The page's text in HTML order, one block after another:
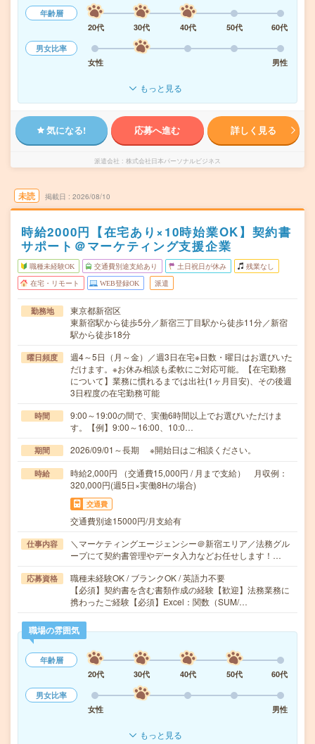
年齢層
20代
30代 40代 50代
60代
男女比率
女性
男性
もっと見る
気になる! 応募へ進む 詳しく見る
派遣会社 株式会社日本パーソナルビジネス
未読 掲載日 2026/08/10
時給2000円【在宅あり×10時始業OK】契約書
サポート＠マーケティング支援企業
職種未経験OK 交通費別途支給あり 土日祝日が休み 残業なし
在宅・リモート WEB登録OK 派遣
勤務地
東京都新宿区
東新宿駅から徒歩5分／新宿三丁目駅から徒歩11分／新宿
駅から徒歩18分
曜日頻度
週4～5日（月～金）／週3日在宅※日数・曜日はお選びいた
だけます。※お休み相談も柔軟にご対応可能。【在宅勤務
について】業務に慣れるまでは出社(1ヶ月目安)、その後週
3日程度の在宅勤務可能
時間
9:00～19:00の間で、実働6時間以上でお選びいただけま
す。【例】9:00～16:00、10:0…
期間 2026/09/01～長期 ※開始日はご相談ください。
時給
時給2,000円 （交通費15,000円 / 月まで支給） 月収例：
320,000円(週5日×実働8Hの場合)
交通費
交通費別途15000円/月支給有
仕事内容
＼マーケティングエージェンシー＠新宿エリア／法務グル
ープにて契約書管理やデータ入力などお任せします！…
応募資格
職種未経験OK / ブランクOK / 英語力不要
【必須】契約書を含む書類作成の経験【歓迎】法務業務に
携わったご経験【必須】Excel：関数（SUM/…
職場の雰囲気
年齢層
20代
30代 40代 50代
60代
男女比率
女性
男性
もっと見る